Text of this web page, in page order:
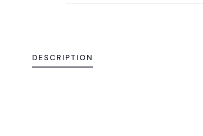
DESCRIPTION